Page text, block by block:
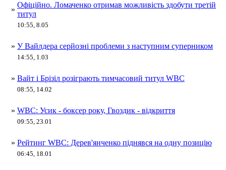
»
Офіційно. Ломаченко отримав можливість здобути третій
титул
10:55, 8.05
» У Вайлдера серйозні проблеми з наступним суперником
14:55, 1.03
» Вайт і Брізіл розіграють тимчасовий титул WBC
08:55, 14.02
» WBC: Усик - боксер року, Гвоздик - відкриття
09:55, 23.01
» Рейтинг WBC: Дерев'янченко піднявся на одну позицію
06:45, 18.01